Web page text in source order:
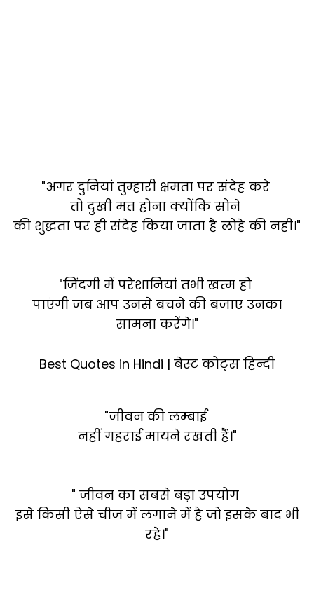
"अगर दुनियां तुम्हारी क्षमता पर संदेह करे
तो दुखी मत होना क्योंकि सोने
की शुद्धता पर ही संदेह किया जाता है लोहे की नही।"
"जिंदगी में परेशानियां तभी खत्म हो
पाएंगी जब आप उनसे बचने की बजाए उनका
सामना करेंगे।"
Best Quotes in Hindi | बेस्ट कोट्स हिन्दी
"जीवन की लम्बाई
नहीं गहराई मायने रखती हैं।"
" जीवन का सबसे बड़ा उपयोग
इसे किसी ऐसे चीज में लगाने में है जो इसके बाद भी
रहे।"